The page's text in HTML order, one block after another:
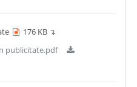
176 KB ↴
publicitate.pdf